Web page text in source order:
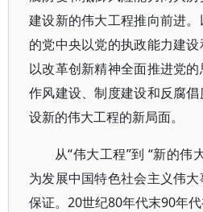
建设新的伟大工程推向前进
的党中央以党的执政能力建设
以改革创新精神全面推进党的
作风建设、制度建设和反腐
设新的伟大工程的新局面。
从“伟大工程”到 “新的伟
为发展中国特色社会主义伟
保证。20世纪80年代末90年